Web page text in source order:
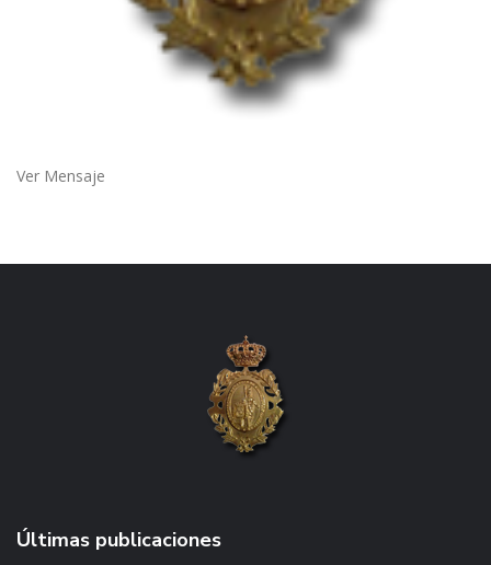
Ver Mensaje
Últimas publicaciones